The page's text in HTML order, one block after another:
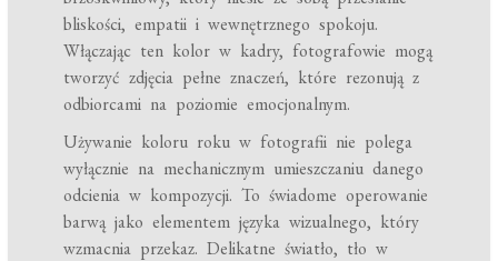
bliskości, empatii i wewnętrznego spokoju.
Włączając ten kolor w kadry, fotografowie mogą
tworzyć zdjęcia pełne znaczeń, które rezonują z
odbiorcami na poziomie emocjonalnym.
Używanie koloru roku w fotografii nie polega
wyłącznie na mechanicznym umieszczaniu danego
odcienia w kompozycji. To świadome operowanie
barwą jako elementem języka wizualnego, który
wzmacnia przekaz. Delikatne światło, tło w